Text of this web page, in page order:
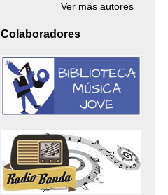
Ver más autores
Colaboradores